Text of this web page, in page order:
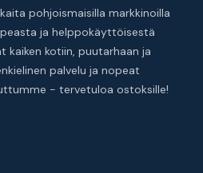
pohjoismaisilla markkinoilla
ja helppokäyttöisestä
kaiken kotiin, puutarhaan ja
palvelu ja nopeat
- tervetuloa ostoksille!